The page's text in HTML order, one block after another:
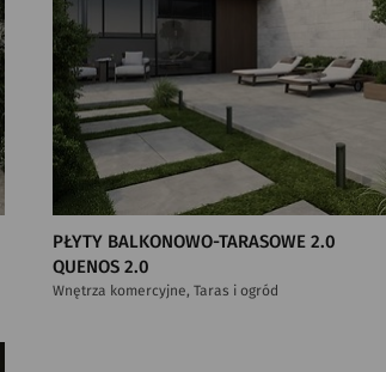
PŁYTY BALKONOWO-TARASOWE 2.0
QUENOS 2.0
Wnętrza komercyjne, Taras i ogród